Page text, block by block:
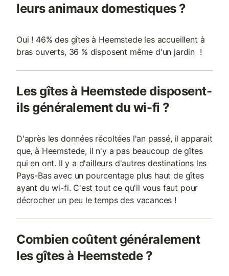
leurs animaux domestiques ?
Oui ! 46% des gîtes à Heemstede les accueillent à
bras ouverts, 36 % disposent même d'un jardin !
Les gîtes à Heemstede disposent-
ils généralement du wi-fi ?
D'après les données récoltées l'an passé, il apparait
que, à Heemstede, il n'y a pas beaucoup de gîtes
qui en ont. Il y a d'ailleurs d'autres destinations les
Pays-Bas avec un pourcentage plus haut de gîtes
ayant du wi-fi. C'est tout ce qu'il vous faut pour
décrocher un peu le temps des vacances !
Combien coûtent généralement
les gîtes à Heemstede ?